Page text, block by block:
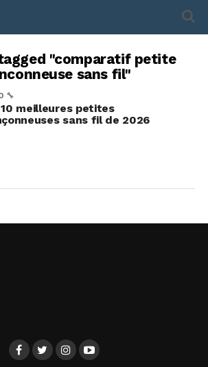
"comparatif petite
sans fil"
🔧
meilleures petites
sans fil de 2026